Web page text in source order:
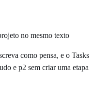
no mesmo texto
como pensa, e o Tasks
e p2 sem criar uma etapa